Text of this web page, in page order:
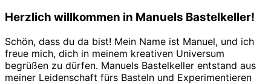
Herzlich willkommen in Manuels Bastelkeller!
Schön, dass du da bist! Mein Name ist Manuel, und ich
freue mich, dich in meinem kreativen Universum
begrüßen zu dürfen. Manuels Bastelkeller entstand aus
meiner Leidenschaft fürs Basteln und Experimentieren